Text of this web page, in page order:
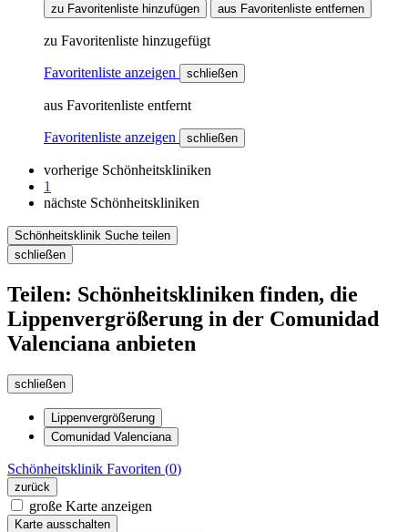
zu Favoritenliste hinzufügen aus Favoritenliste entfernen
zu Favoritenliste hinzugefügt
Favoritenliste anzeigen schließen
aus Favoritenliste entfernt
Favoritenliste anzeigen schließen
vorherige Schönheitskliniken
1
nächste Schönheitskliniken
Schönheitsklinik Suche teilen
schließen
Teilen: Schönheitskliniken finden, die
Lippenvergrößerung in der Comunidad
Valenciana anbieten
schließen
Lippenvergrößerung
Comunidad Valenciana
Schönheitsklinik Favoriten (0)
zurück
große Karte anzeigen
Karte ausschalten